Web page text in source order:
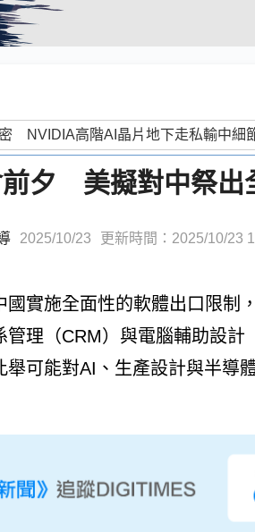
夕 美擬對中祭出
2025/10/23 更新時間：2025/10/23
國實施全面性的軟體出口限制
管理（CRM）與電腦輔助設
舉可能對AI、生產設計與半導